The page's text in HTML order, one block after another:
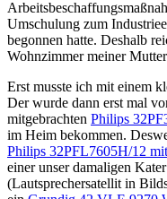
Umschulung zum
begonnen hatte. Deshalb
Wohnzimmer meiner
Erst musste ich mit einem
Der wurde dann erst mal
mitgebrachten Philips
im Heim bekommen.
Philips 32PFL7605H/12
einer unser damaligen
(Lautsprechersatellit in